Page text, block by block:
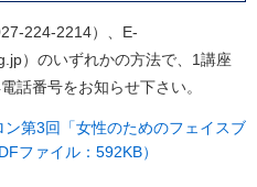
224-2214）、E-
）のいずれかの方法で、1講座
話番号をお知らせ下さい。
ン第3回「女性のためのフェイスブ
ファイル：592KB）